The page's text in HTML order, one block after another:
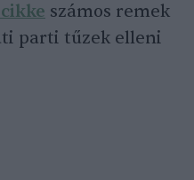
számos remek
parti tűzek elleni